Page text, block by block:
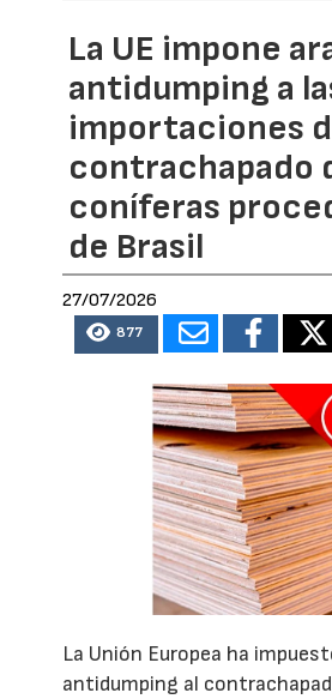
La UE impone
antidumping a
importaciones
contrachapado
coníferas
de Brasil
27/07/2026
877
La Unión Europea ha
antidumping al